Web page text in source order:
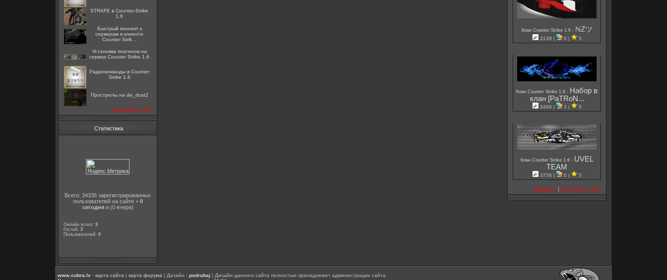
STRAFE в Counter-Strike
1.6
Быстрый коннект к
серверам в клиенте
Counter Strik...
Установка плагинов на
сервер Counter Strike 1.6
Радиокоманды в Counter
Strike 1.6
Прострелы на de_dust2
посмотреть все
Статистика
Всего: 34335 зарегистрированных
пользователей на сайте + 0
сегодняи (0 вчера)
Онлайн всего: 3
Гостей: 3
Пользователей: 0
Клан Counter Strike 1.6 - ℕℤツ
3138 | 0 | 5
Клан Counter Strike 1.6 - Набор в
клан [PaTRoN...
3469 | 3 | 5
Клан Counter Strike 1.6 - UVEL
TEAM
3758 | 0 | 5
добавить | посмотреть все
www.cobra.lv - карта сайта | карта форума | Дизайн - podrubaj | Дизайн данного сайта полностью принадлежит администрации сайта.